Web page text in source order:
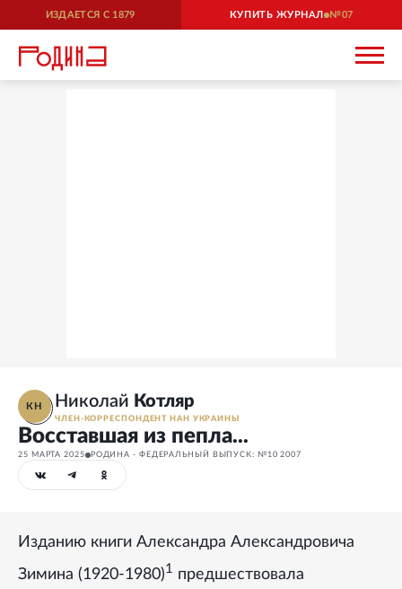
ИЗДАЕТСЯ С 1879 КУПИТЬ ЖУРНАЛ 07
КН Николай Котляр
ЧЛЕН-КОРРЕСПОНДЕНТ НАН УКРАИНЫ
Восставшая из пепла...
25 МАРТА 2025 РОДИНА - ФЕДЕРАЛЬНЫЙ ВЫПУСК: №10 2007
Изданию книги Александра Александровича
Зимина (1920-1980)1 предшествовала